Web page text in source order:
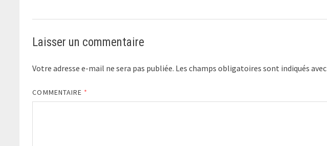
Laisser un commentaire
Votre adresse e-mail ne sera pas publiée. Les champs obligatoires sont indiqués avec
COMMENTAIRE *